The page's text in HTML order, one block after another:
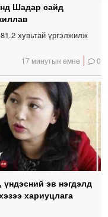
Шадар сайд
хувьтай үргэлжилж
17 минутын өмнө 0
үндэсний эв нэгдэлд
хариуцлага